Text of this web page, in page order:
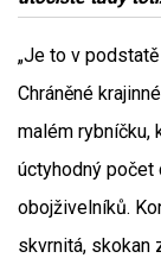
„Je to v
Chráněné
malém rybníčku,
úctyhodný počet
obojživelníků.
skvrnitá, skokan